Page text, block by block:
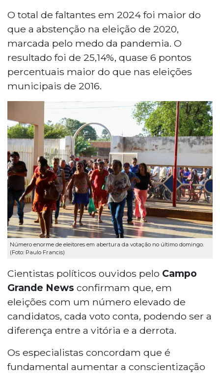
O total de faltantes em 2024 foi maior do
que a abstenção na eleição de 2020,
marcada pelo medo da pandemia. O
resultado foi de 25,14%, quase 6 pontos
percentuais maior do que nas eleições
municipais de 2016.
Número enorme de eleitores em abertura da votação no último domingo.
(Foto: Paulo Francis)
Cientistas políticos ouvidos pelo Campo
Grande News confirmam que, em
eleições com um número elevado de
candidatos, cada voto conta, podendo ser a
diferença entre a vitória e a derrota.
Os especialistas concordam que é
fundamental aumentar a conscientização